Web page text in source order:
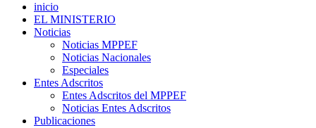
inicio
EL MINISTERIO
Noticias
Noticias MPPEF
Noticias Nacionales
Especiales
Entes Adscritos
Entes Adscritos del MPPEF
Noticias Entes Adscritos
Publicaciones